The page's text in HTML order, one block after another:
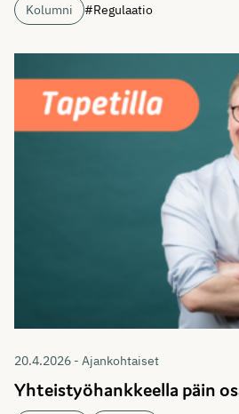
Kolumni #Regulaatio
20.4.2026 - Ajankohtaiset
Yhteistyöhankkeella päin